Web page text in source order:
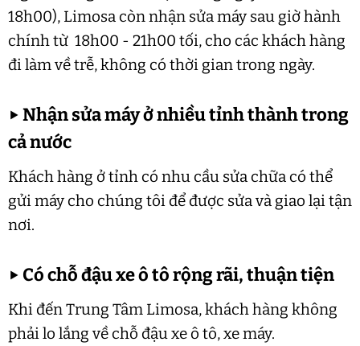
18h00), Limosa còn nhận sửa máy sau giờ hành
chính từ 18h00 - 21h00 tối, cho các khách hàng
đi làm về trễ, không có thời gian trong ngày.
▶Nhận sửa máy ở nhiều tỉnh thành trong
cả nước
Khách hàng ở tỉnh có nhu cầu sửa chữa có thể
gửi máy cho chúng tôi để được sửa và giao lại tận
nơi.
▶ Có chỗ đậu xe ô tô rộng rãi, thuận tiện
Khi đến Trung Tâm Limosa, khách hàng không
phải lo lắng về chỗ đậu xe ô tô, xe máy.